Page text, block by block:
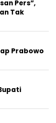
Pers”,
Tak
Prabowo